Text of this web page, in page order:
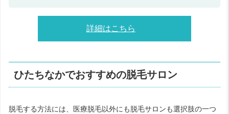
詳細はこちら
ひたちなかでおすすめの脱毛サロン
脱毛する方法には、医療脱毛以外にも脱毛サロンも選択肢の一つ